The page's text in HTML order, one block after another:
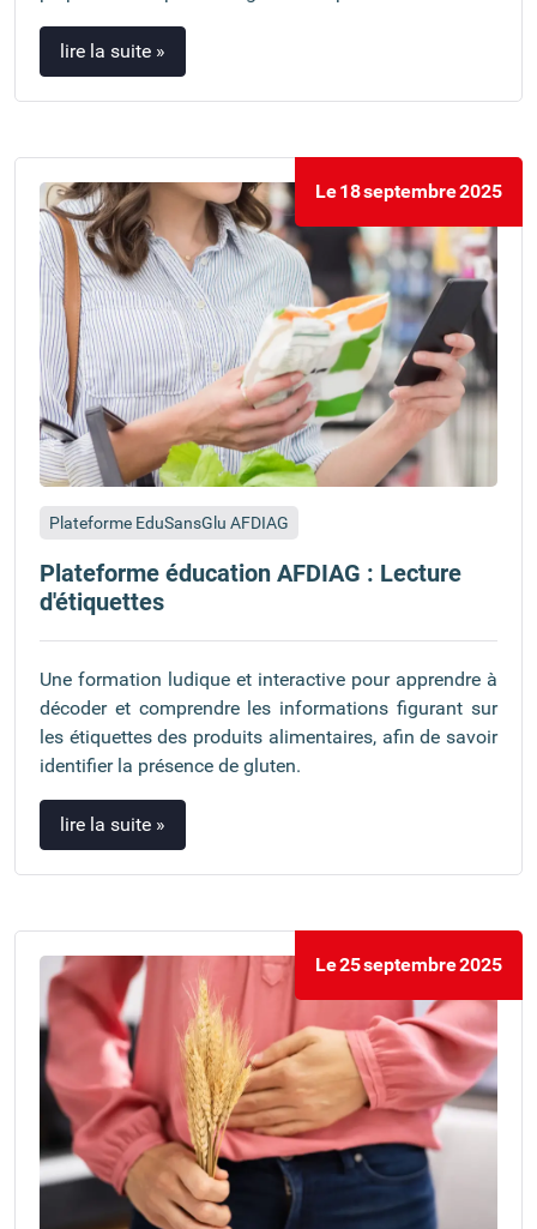
lire la suite »
Le18septembre2025
Plateforme EduSansGlu AFDIAG
Plateforme éducation AFDIAG : Lecture
d'étiquettes
Une formation ludique et interactive pour apprendre à
décoder et comprendre les informations figurant sur
les étiquettes des produits alimentaires, afin de savoir
identifier la présence de gluten.
lire la suite »
Le25septembre2025